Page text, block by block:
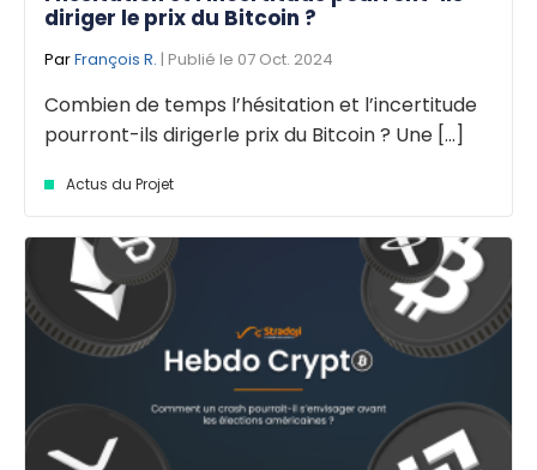
diriger le prix du Bitcoin ?
ParFrançois R. | Publié le 07 Oct. 2024
Combien de temps l’hésitation et l’incertitude
pourront-ils dirigerle prix du Bitcoin ? Une [...]
Actus du Projet